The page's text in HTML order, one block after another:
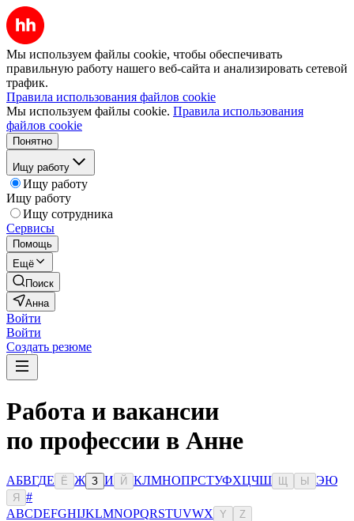
Мы используем файлы cookie, чтобы обеспечивать
правильную работу нашего веб-сайта и анализировать сетевой
трафик.
Правила использования файлов cookie
Мы используем файлы cookie. Правила использования
файлов cookie
Понятно
Ищу работу
Ищу работу
Ищу работу
Ищу сотрудника
Сервисы
Помощь
Ещё
Поиск
Анна
Войти
Войти
Создать резюме
Работа и вакансии
по профессии в Анне
АБВГДЕ Ё Ж З И Й КЛМНОПРСТУФХЦЧШ Ы ЭЮ
Я
#
ABCDEFGHIJKLMNOPQRSTUVWX Y Z